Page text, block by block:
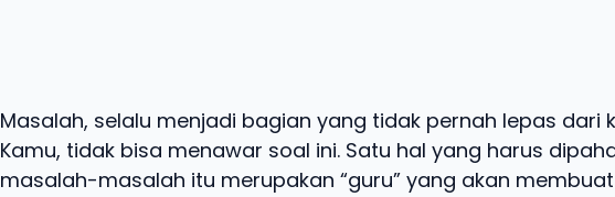
Masalah, selalu menjadi bagian yang tidak pernah lepas dari
Kamu, tidak bisa menawar soal ini. Satu hal yang harus
masalah-masalah itu merupakan “guru” yang akan membuat